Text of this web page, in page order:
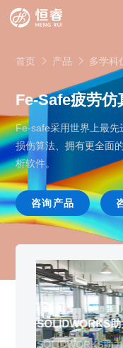
SOLIDWORKS研发
SOLIDWORKS
SOLIDWORKS
SOLIDWORKS
SIMULATION结
 查看全部
多学科仿真
了解SIMULIA多
CST电磁仿真
Abaqus有限元仿
Xflow流体仿真
 查看全部
3DEXPERIENCE云
什么是
3DEXPERIENCE
3DEXPERIENCE
推荐项目
ENOVIA产品全
BIOVIA生命科学
SOLIDWORKS
推荐工具
DriveWorks参数
SOLIDWORKS
​SOLIDWORKS
增值服务
增值服务-参数化
增值服务-标准化
面向工业
船舶与海洋工程
汽车行业数字化解
工程设备设计解
航天航空行业解
能源行业数字化
机械设备行业数
面向公司与个人
公司类型
初创企业
企业家
面向学术界
教育工作者
研究人员
学生/初学者
产品的技术
最新版本
资源下载
技术文章
系统要求
恒睿课堂
热门视频
精选视频
往期视频
西南培训中心
走进西南培训中心
认证目录
推荐问答
SolidWorks采购
SolidWorks代理
什么值得信赖？
SOLIDWORKS购
招聘岗位
销售类
技术类
关于恒睿
新闻资讯
产品报价
获取
产品/服务
首页  产品  多学科
Fe-Safe疲劳仿
Fe-safe采用世界上最
损伤算法、拥有更全面
析软件。
咨询产品
智”转型
SOLIDWORKS